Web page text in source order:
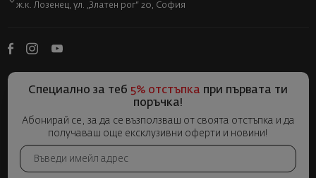
ж.к. Лозенец, ул. „Златен рог“ 20, София
Специално за теб 5% отстъпка при първата ти
поръчка!
Абонирай се, за да се възползваш от своята отстъпка и да
получаваш още ексклузивни оферти и новини!